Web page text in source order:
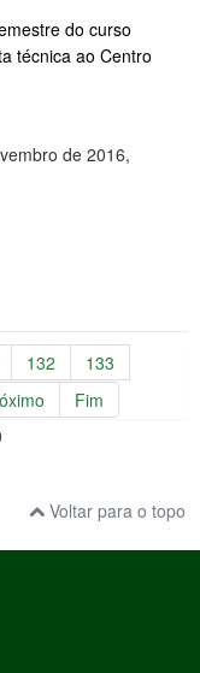
do curso
técnica ao Centro
de 2016,
132
133
Fim
Voltar para o topo